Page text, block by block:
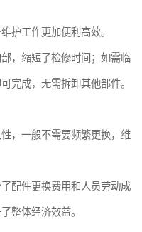
护工作更加便利高效。
，缩短了检修时间；如需临
完成，无需拆卸其他部件。
，一般不需要频繁更换，维
配件更换费用和人员劳动成
整体经济效益。